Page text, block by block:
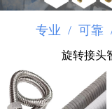
专业 / 可靠
旋转接头